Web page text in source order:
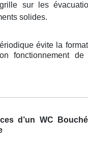
sur les
solides.
évite la
fonctionnement de
d’un WC